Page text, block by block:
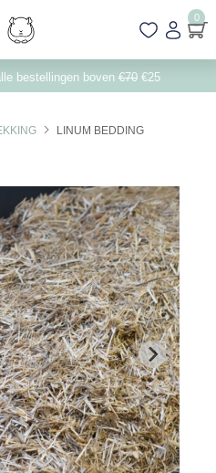
0
bestellingen boven€70€25
LINUM BEDDING